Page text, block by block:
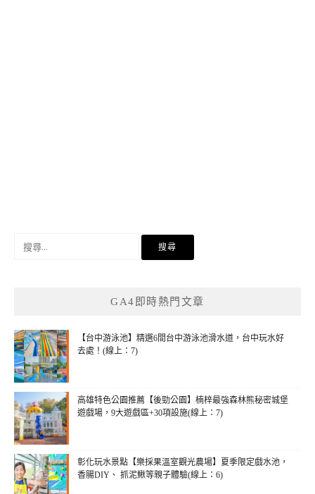
GA4即時熱門文章
【台中游泳池】精選6間台中游泳池滑水道，台中玩水好
去處！(線上：7)
高雄特色公園推薦【後勁公園】楠梓最強森林熊秘密城堡
遊戲場，9大遊戲區+30項設施(線上：7)
彰化玩水景點【樂採果溫室觀光農場】夏季限定戲水池，
香腸DIY、 抓泥鰍等親子體驗(線上：6)